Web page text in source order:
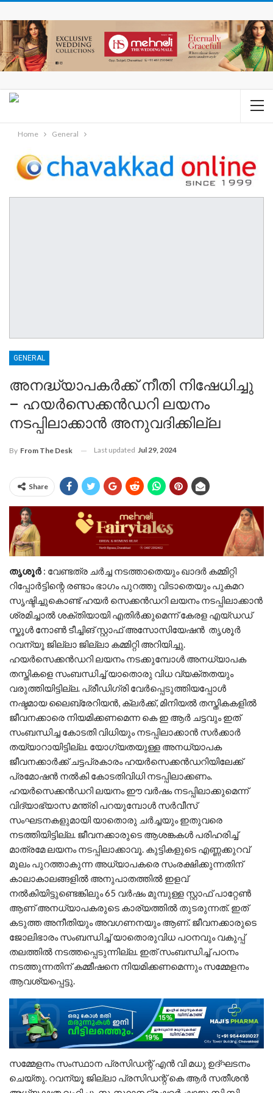
Home General
GENERAL
അനദ്ധ്യാപകർക്ക് നീതി നിഷേധിച്ചു
– ഹയർസെക്കൻഡറി ലയനം
നടപ്പിലാക്കാൻ അനുവദിക്കില്ല
By From The Desk Last updated Jul 29, 2024
Share
തൃശൂർ : വേണ്ടത്ര ചർച്ച നടത്താതെയും ഖാദർ കമ്മിറ്റി
റിപ്പോർട്ടിന്റെ രണ്ടാം ഭാഗം പുറത്തു വിടാതെയും പുകമറ
സൃഷ്ടിച്ചുകൊണ്ട് ഹയർ സെക്കൻഡറി ലയനം നടപ്പിലാക്കാൻ
ശ്രമിച്ചാൽ ശക്തിയായി എതിർക്കുമെന്ന് കേരള എയ്ഡഡ്
സ്കൂൾ നോൺ ടീച്ചിങ് സ്റ്റാഫ് അസോസിയേഷൻ തൃശൂർ
റവന്യൂ ജില്ലാ ജില്ലാ കമ്മിറ്റി അറിയിച്ചു.
ഹയർസെക്കൻഡറി ലയനം നടക്കുമ്പോൾ അനധ്യാപക
തസ്തികളെ സംബന്ധിച്ച് യാതൊരു വിധ വ്യക്തതയും
വരുത്തിയിട്ടില്ല. പ്രീഡിഗ്രി വേർപ്പെടുത്തിയപ്പോൾ
നഷ്ടമായ ലൈബ്രേറിയൻ, ക്ലർക്ക്, മിനിയൽ തസ്തികകളിൽ
ജീവനക്കാരെ നിയമിക്കണമെന്ന കെ ഇ ആർ ചട്ടവും ഇത്
സംബന്ധിച്ച കോടതി വിധിയും നടപ്പിലാക്കാൻ സർക്കാർ
തയ്യാറായിട്ടില്ല. യോഗ്യതയുള്ള അനധ്യാപക
ജീവനക്കാർക്ക് ചട്ടപ്രകാരം ഹയർസെക്കൻഡറിയിലേക്ക്
പ്രമോഷൻ നൽകി കോടതിവിധി നടപ്പിലാക്കണം.
ഹയർസെക്കൻഡറി ലയനം ഈ വർഷം നടപ്പിലാക്കുമെന്ന്
വിദ്യാഭ്യാസ മന്ത്രി പറയുമ്പോൾ സർവീസ്
സംഘടനകളുമായി യാതൊരു ചർച്ചയും ഇതുവരെ
നടത്തിയിട്ടില്ല. ജീവനക്കാരുടെ ആശങ്കകൾ പരിഹരിച്ച്
മാത്രമേ ലയനം നടപ്പിലാക്കാവൂ. കുട്ടികളുടെ എണ്ണക്കുറവ്
മൂലം പുറത്താകുന്ന അധ്യാപകരെ സംരക്ഷിക്കുന്നതിന്
കാലാകാലങ്ങളിൽ അനുപാതത്തിൽ ഇളവ്
നൽകിയിട്ടുണ്ടെങ്കിലും 65 വർഷം മുമ്പുള്ള സ്റ്റാഫ് പാറ്റേൺ
ആണ് അനധ്യാപകരുടെ കാര്യത്തിൽ തുടരുന്നത്. ഇത്
കടുത്ത അനീതിയും അവഗണനയും ആണ്. ജീവനക്കാരുടെ
ജോലിഭാരം സംബന്ധിച്ച് യാതൊരുവിധ പഠനവും വകുപ്പ്
തലത്തിൽ നടത്തപ്പെടുന്നില്ല. ഇത് സംബന്ധിച്ച് പഠനം
നടത്തുന്നതിന് കമ്മീഷനെ നിയമിക്കണമെന്നും സമ്മേളനം
ആവശ്യപ്പെട്ടു.
സമ്മേളനം സംസ്ഥാന പ്രസിഡന്റ്‌ എൻ വി മധു ഉദ്ഘടനം
ചെയ്തു. റവന്യൂ ജില്ലാ പ്രസിഡന്റ്‌ കെ ആർ സതീശൻ